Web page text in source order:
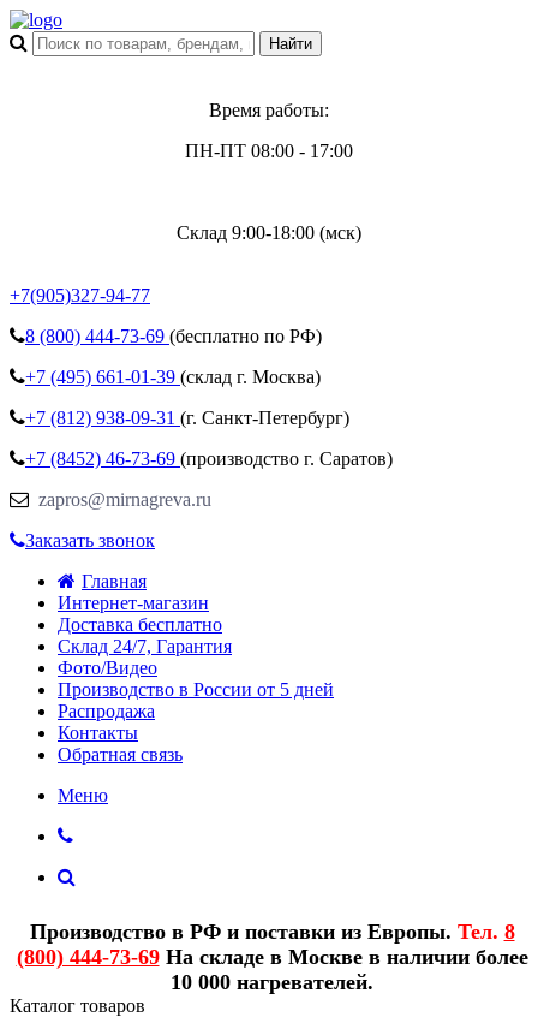
Время работы:
ПН-ПТ 08:00 - 17:00
Склад 9:00-18:00 (мск)
+7(905)327-94-77
8 (800) 444-73-69 (бесплатно по РФ)
+7 (495) 661-01-39 (склад г. Москва)
+7 (812) 938-09-31 (г. Санкт-Петербург)
+7 (8452) 46-73-69 (производство г. Саратов)
zapros@mirnagreva.ru
Заказать звонок
Главная
Интернет-магазин
Доставка бесплатно
Склад 24/7, Гарантия
Фото/Видео
Производство в России от 5 дней
Распродажа
Контакты
Обратная связь
Меню
Производство в РФ и поставки из Европы. Тел. 8
(800) 444-73-69На складе в Москве в наличии более
10 000 нагревателей.
Каталог товаров